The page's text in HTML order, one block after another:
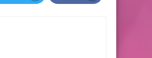
Facebook
Twitter